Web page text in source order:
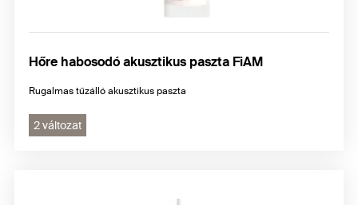
Hőre habosodó akusztikus paszta FiAM
Rugalmas tűzálló akusztikus paszta
2 változat